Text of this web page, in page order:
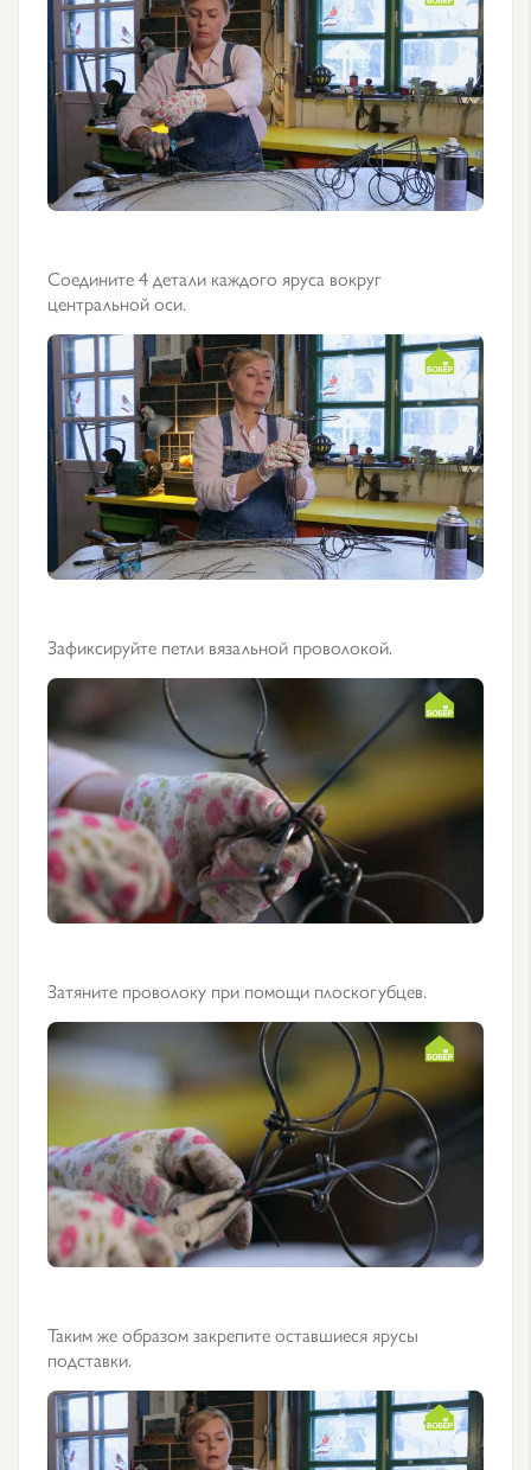
Соедините 4 детали каждого яруса вокруг
центральной оси.
Зафиксируйте петли вязальной проволокой.
Затяните проволоку при помощи плоскогубцев.
Таким же образом закрепите оставшиеся ярусы
подставки.